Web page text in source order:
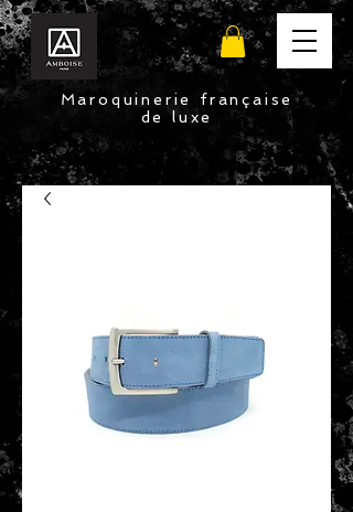
Maroquinerie française
de luxe